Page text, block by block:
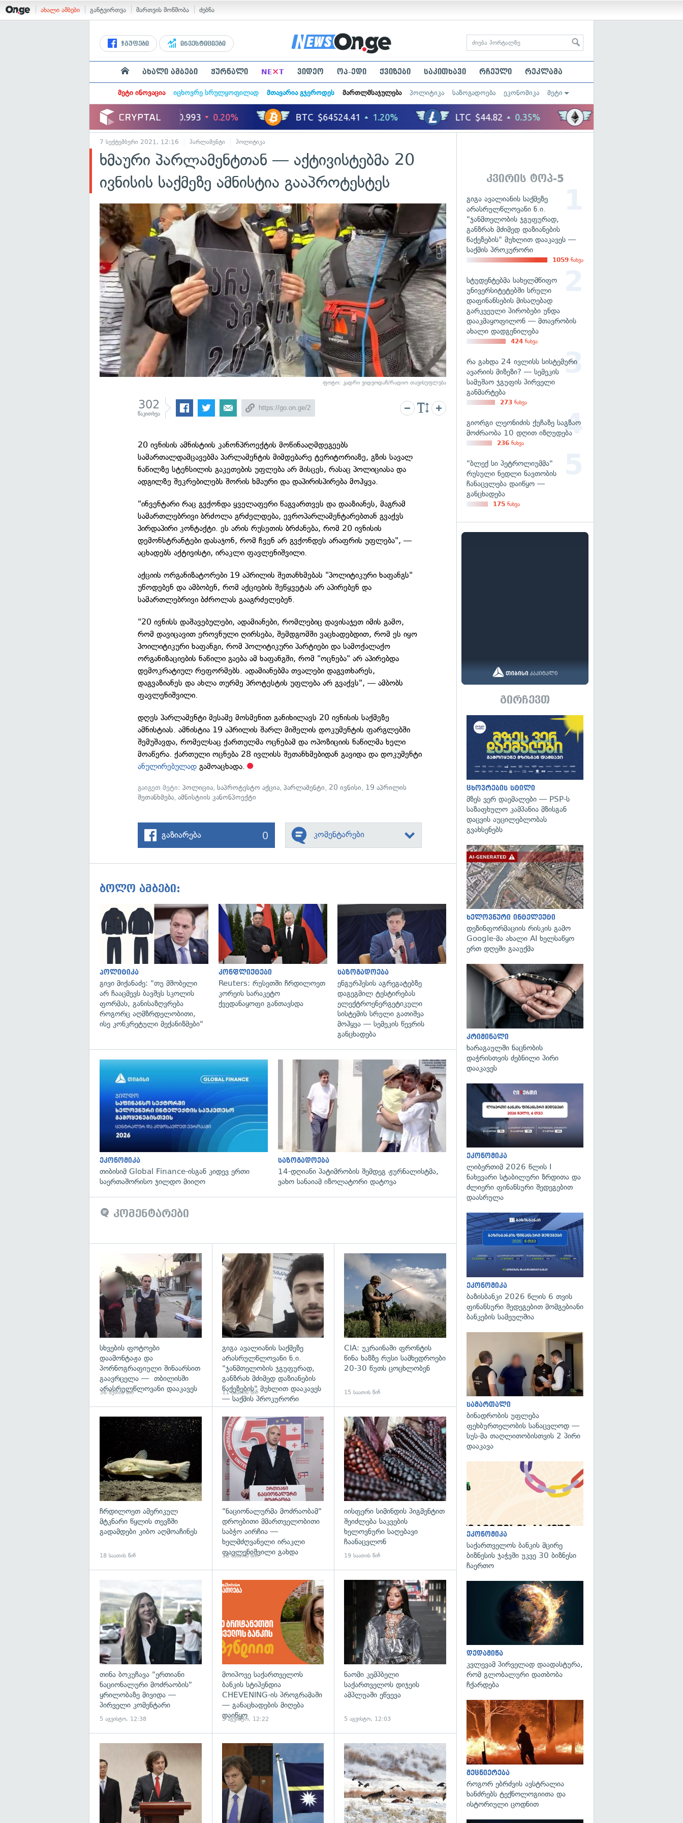
ახალი ამბები განტვირთვა მართვის მოწმობა ძებნა
ჯგუფები ინვესტიციები
ახალი ამბები ჟურნალი NE×T ვიდეო ოპ-ედი ქვიზები საკითხავი რჩეული რეკლამა
მეტი ინოვაცია იცხოვრე სრულყოფილად მთავარია გჯეროდეს მართლმსაჯულება პოლიტიკა საზოგადოება ეკონომიკა მეტი
7 სექტემბერი 2021, 12:16 პარლამენტი პოლიტიკა
ხმაური პარლამენტთან — აქტივისტებმა 20
ივნისის საქმეზე ამნისტია გააპროტესტეს
ფოტო: კადრი ვიდეოდან/რადიო თავისუფლება
302
წაკითხვა
20 ივნისის ამნისტიის კანონპროექტის მოწინააღმდეგეებს
სამართალდამცავებმა პარლამენტის მიმდებარე ტერიტორიაზე, გზის სავალ
ნაწილზე სტენსილის გაკეთების უფლება არ მისცეს, რასაც პოლიციასა და
ადგილზე შეკრებილებს შორის ხმაური და დაპირისპირება მოჰყვა.
"ინვენტარი რაც გვქონდა ყველაფერი წაგვართვეს და დააზიანეს, მაგრამ
სამართლებრივი ბრძოლა გრძელდება, ევროპარლამენტარებთან გვაქვს
პირდაპირი კონტაქტი. ეს არის რუსეთის ბრძანება, რომ 20 ივნისის
დემონსტრანტები დასაჯონ, რომ ჩვენ არ გვქონდეს არაფრის უფლება", —
აცხადებს აქტივისტი, ირაკლი ფავლენიშვილი.
აქციის ორგანიზატორები 19 აპრილის შეთანხმებას "პოლიტიკური ხაფანგს"
უწოდებენ და ამბობენ, რომ აქციების შეწყვეტას არ აპირებენ და
სამართლებრივი ბძროლას გააგრძელებენ.
"20 ივნისს დაშავებულები, ადამიანები, რომლებიც დავისაჯეთ იმის გამო,
რომ დავიცავით ეროვნული ღირსება, შემდგომში ვაცხადებდით, რომ ეს იყო
პოილიტიკური ხაფანგი, რომ პოლიტიკური პარტიები და სამოქალაქო
ორგანიზაციების ნაწილი გაება ამ ხაფანგში, რომ "ოცნება" არ აპირებდა
დემოკრატიულ რეფორმებს. ადამიანებმა თვალები დაგვთხარეს,
დაგვაზიანეს და ახლა თურმე პროტესტის უფლება არ გვაქვს", — ამბობს
ფავლენიშვილი.
დღეს პარლამენტი მესამე მოსმენით განიხილავს 20 ივნისის საქმეზე
ამნისტიას. ამნისტია 19 აპრილის შარლ მიშელის დოკუმენტის ფარგლებში
შემუშავდა, რომელსაც ქართულმა ოცნებამ და ოპოზიციის ნაწილმა ხელი
მოაწერა. ქართული ოცნება 28 ივლისს შეთანხმებიდან გავიდა და დოკუმენტი
ანულირებულად გამოაცხადა.
გაიგეთ მეტი:პოლიცია,საპროტესტო აქცია,პარლამენტი, 20 ივნისი, 19 აპრილის
შეთანხმება,ამნისტიის კანონპოექტი
გაზიარება 0 კომენტარები
ბოლო ამბები:
გადახედვა
პოლიტიკა
გივი მიქანაძე: "თუ მშობელი
არ ჩააცმევს ბავშვს სკოლის
ფორმას, განისაზღვრება
როგორც აღმზრდელობითი,
ისე კონკრეტული მექანიზმები"
გადახედვა
კონფლიქტები
Reuters: რუსეთში ჩრდილოეთ
კორეის სარაკეტო
ქვედანაყოფი განთავსდა
გადახედვა
საზოგადოება
ენგურჰესის აგრეგატებზე
დაგეგმილ ტესტირებას
ელექტროენერგეტიკული
სისტემის სრული გათიშვა
მოჰყვა — სემეკის წევრის
განცხადება
ეკონომიკა
თიბისიმ Global Finance-ისგან კიდევ ერთი
საერთაშორისო ჯილდო მიიღო
გადახედვა
საზოგადოება
14-დღიანი პატიმრობის შემდეგ ჟურნალისტმა,
ვახო სანაიამ იზოლატორი დატოვა
კომენტარები
გადახედვა
სხვების ფოტოები
დაამონტაჟა და
პორნოგრაფიული შინაარსით
გაავრცელა — თბილისში
არასრულწლოვანი დააკავეს
36 წუთის წინ
გადახედვა
გიგა ავალიანის საქმეზე
არასრულწლოვანი ნ.ი.
"ჯანმთელობის ჯგუფურად,
განზრახ მძიმედ დაზიანების
წაქეზების" მუხლით დააკავეს
— საქმის პროკურორი
11 საათის წინ
CIA: უკრაინაში ფრონტის
წინა ხაზზე რუსი სამხედროები
20-30 წუთს ცოცხლობენ
15 საათის წინ
გადახედვა
ჩრდილოეთ ამერიკულ
მტკნარი წყლის თევზში
გადამდები კიბო აღმოაჩინეს
18 საათის წინ
გადახედვა
"ნაციონალურმა მოძრაობამ"
დროებითი მმართველობითი
საბჭო აირჩია —
ხელმძღვანელი ირაკლი
ფავლენიშვილი გახდა
18 საათის წინ
გადახედვა
იისფერი სიმინდის პიგმენტით
შეიძლება საკვების
ხელოვნური საღებავი
ჩაანაცვლონ
19 საათის წინ
გადახედვა
თინა ბოკუჩავა "ერთიანი
ნაციონალური მოძრაობის"
ყრილობაზე მივიდა —
პირველი კომენტარი
5 აგვისტო, 12:38
მოიპოვე საქართველოს
ბანკის სტიპენდია
CHEVENING-ის პროგრამაში
— განაცხადების მიღება
დაიწყო
5 აგვისტო, 12:22
ნაომი კემპბელი
საქართველოს დიჯეის
ამპლუაში ეწვევა
5 აგვისტო, 12:03
გადახედვა გადახედვა გადახედვა
კვირის ტოპ-5
გიგა ავალიანის საქმეზე
არასრულწლოვანი ნ.ი.
"ჯანმთელობის ჯგუფურად,
განზრახ მძიმედ დაზიანების
წაქეზების" მუხლით დააკავეს —
საქმის პროკურორი
1059 ნახვა
სტუდენტებმა სახელმწიფო
უნივერსიტეტებში სრული
დაფინანსების მისაღებად
გარკვეული პირობები უნდა
დააკმაყოფილონ — მთავრობის
ახალი დადგენილება
424 ნახვა
რა გახდა 24 ივლისს სისტემური
ავარიის მიზეზი? — სემეკის
სამუშაო ჯგუფის პირველი
განმარტება
273 ნახვა
გიორგი ლეონიძის ქუჩაზე საგზაო
მოძრაობა 10 დღით იზღუდება
236 ნახვა
"ბლექ სი პეტროლიუმმა"
რუსული ნედლი ნავთობის
ჩანაცვლება დაიწყო —
განცხადება
175 ნახვა
გირჩევთ
ცხოვრების სტილი
მზეს ვერ დაემალები — PSP-ს
საზაფხულო კამპანია მზისგან
დაცვის აუცილებლობას
გვახსენებს
ხელოვნური ინტელექტი
დეზინფორმაციის რისკის გამო
Google-მა ახალი AI ხელსაწყო
ერთ დღეში გააუქმა
კრიმინალი
ხარაგაულში ნაცნობის
დაჭრისთვის ძებნილი პირი
დააკავეს
ეკონომიკა
ლიბერთიმ 2026 წლის I
ნახევარი სტაბილური ზრდითა და
ძლიერი ფინანსური შედეგებით
დაასრულა
ეკონომიკა
ბაზისბანკი 2026 წლის 6 თვის
ფინანსური შედეგებით მომგებიანი
ბანკების სამეულშია
სამართალი
ბინადრობის უფლება
ფეხბურთელობის სანაცვლოდ —
სუს-მა თაღლითობისთვის 2 პირი
დააკავა
ეკონომიკა
საქართველოს ბანკის მცირე
ბიზნესის ჯაჭვში უკვე 30 ბიზნესი
ჩაერთო
დედამიწა
კვლევამ პირველად დაადასტურა,
რომ გლობალური დათბობა
ჩქარდება
მეცნიერება
როგორ ებრძვის ავსტრალია
ხანძრებს ტექნოლოგიითა და
ისტორიული ცოდნით